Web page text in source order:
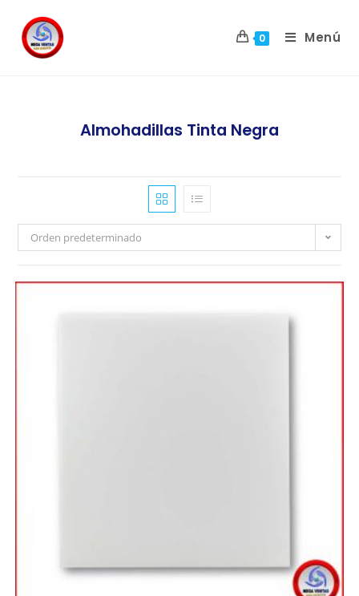
0 Menú
Almohadillas Tinta Negra
Orden predeterminado